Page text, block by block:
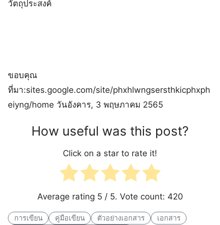
วัตถุประสงค์
ขอบคุณ
ที่มา:sites.google.com/site/phxhlwngsersthkicphxph
eiyng/home วันอังคาร, 3 พฤษภาคม 2565
How useful was this post?
Click on a star to rate it!
Average rating 5/ 5. Vote count: 420
การเขียน คู่มือเขียน ตัวอย่างเอกสาร
เอกสาร